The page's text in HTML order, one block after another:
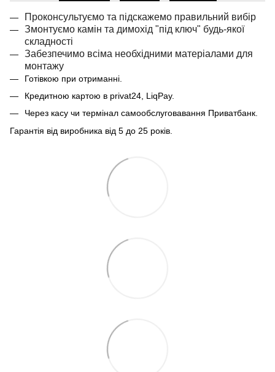
Проконсультуємо та підскажемо правильний вибір
Змонтуємо камін та димохід "під ключ" будь-якої
складності
Забезпечимо всіма необхідними матеріалами для
монтажу
Готівкою при отриманні.
Кредитною картою в privat24, LiqPay.
Через касу чи термінал самообслуговавання Приватбанк.
Гарантія від виробника від 5 до 25 років.